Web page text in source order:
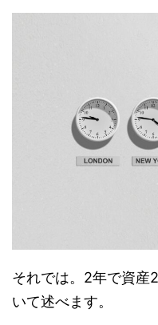
それでは。2年で資産
いて述べます。